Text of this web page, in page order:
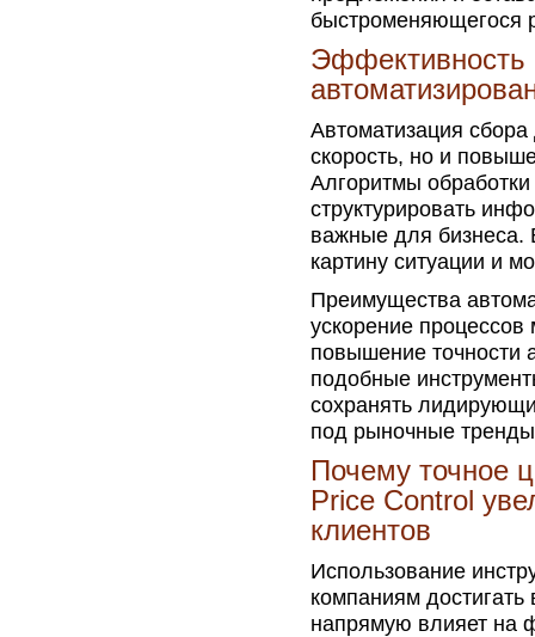
быстроменяющегося
Эффективность
Автоматизация
скорость, но и
Алгоритмы
структурировать
важные для бизнеса.
картину ситуации и
Преимущества
ускорение процессов
повышение точности
подобные
сохранять
под рыночные
Почему точное
Price Control
клиентов
Использование
компаниям
напрямую влияет на